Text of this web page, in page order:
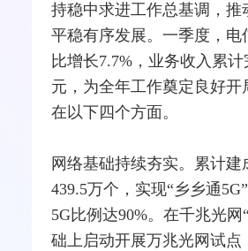
持稳中求进工作总基调，推
平稳有序发展。一季度，电
比增长7.7%，业务收入累计
元，为全年工作奠定良好开
在以下四个方面。
网络基础持续夯实。累计建
439.5万个，实现“乡乡通
5G比例达90%。在千兆光网
础上启动开展万兆光网试点